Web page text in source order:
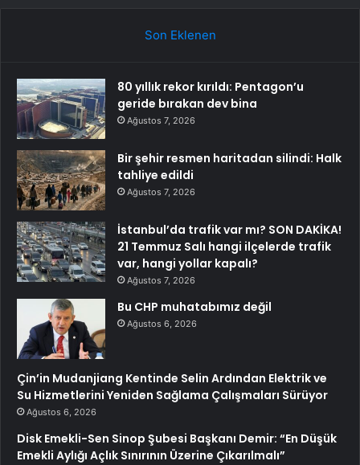
Son Eklenen
80 yıllık rekor kırıldı: Pentagon’u
geride bırakan dev bina
Ağustos 7, 2026
Bir şehir resmen haritadan silindi: Halk
tahliye edildi
Ağustos 7, 2026
İstanbul’da trafik var mı? SON DAKİKA!
21 Temmuz Salı hangi ilçelerde trafik
var, hangi yollar kapalı?
Ağustos 7, 2026
Bu CHP muhatabımız değil
Ağustos 6, 2026
Çin’in Mudanjiang Kentinde Selin Ardından Elektrik ve
Su Hizmetlerini Yeniden Sağlama Çalışmaları Sürüyor
Ağustos 6, 2026
Disk Emekli-Sen Sinop Şubesi Başkanı Demir: “En Düşük
Emekli Aylığı Açlık Sınırının Üzerine Çıkarılmalı”